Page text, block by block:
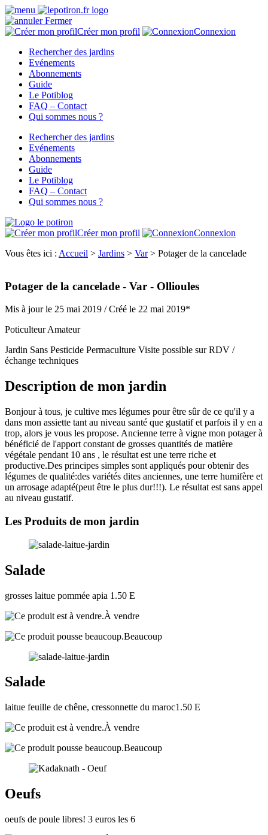
Fermer
Créer mon profil
Connexion
Rechercher des jardins
Evénements
Abonnements
Guide
Le Potiblog
FAQ – Contact
Qui sommes nous ?
Rechercher des jardins
Evénements
Abonnements
Guide
Le Potiblog
FAQ – Contact
Qui sommes nous ?
Créer mon profil
Connexion
Vous êtes ici : Accueil > Jardins > Var> Potager de la cancelade
Potager de la cancelade - Var - Ollioules
Mis à jour le 25 mai 2019 /Créé le 22 mai 2019*
Poticulteur Amateur
Jardin Sans Pesticide Permaculture Visite possible sur RDV /
échange techniques
Description de mon jardin
Bonjour à tous, je cultive mes légumes pour être sûr de ce qu'il y a
dans mon assiette tant au niveau santé que gustatif et parfois il y en a
trop, alors je vous les propose. Ancienne terre à vigne mon potager à
bénéficié de l'apport constant de grosses quantités de matière
végétale pendant 10 ans , le résultat est une terre riche et
productive.Des principes simples sont appliqués pour obtenir des
légumes de qualité:des variétés dites anciennes, une terre humifère et
un arrosage adapté(peut être le plus dur!!!). Le résultat est sans appel
au niveau gustatif.
Les Produits de mon jardin
Salade
grosses laitue pommée apia 1.50 E
À vendre
Beaucoup
Salade
laitue feuille de chêne, cressonnette du maroc1.50 E
À vendre
Beaucoup
Oeufs
oeufs de poule libres! 3 euros les 6